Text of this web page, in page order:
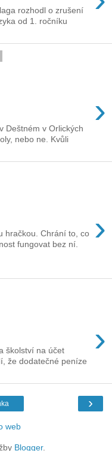
rozhodl o zrušení
od 1. ročníku
›
Deštném v Orlických
nebo ne. Kvůli
›
hračkou. Chrání to, co
fungovat bez ní.
›
školství na účet
že dodatečné peníze
›
web
Blogger.